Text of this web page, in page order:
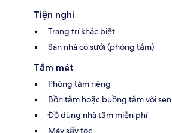
Tiện nghi
Trang trí khác biệt
Sàn nhà có sưởi (phòng tắm)
Tắm mát
Phòng tắm riêng
Bồn tắm hoặc buồng tắm vòi sen
Đồ dùng nhà tắm miễn phí
Máy sấy tóc